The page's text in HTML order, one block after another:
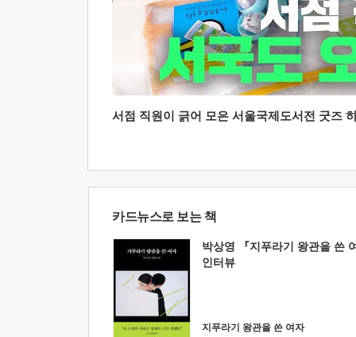
서점 직원이 긁어 모은 서울국제도서전 굿즈
카드뉴스로 보는 책
박상영 『지푸라기 왕관을 쓴
인터뷰
지푸라기 왕관을 쓴 여자